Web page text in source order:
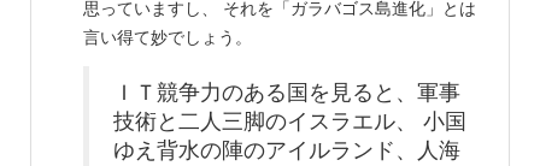
思っていますし、 それを「ガラバゴス島進化」とは
言い得て妙でしょう。
ＩＴ競争力のある国を見ると、軍事
技術と二人三脚のイスラエル、 小国
ゆえ背水の陣のアイルランド、人海